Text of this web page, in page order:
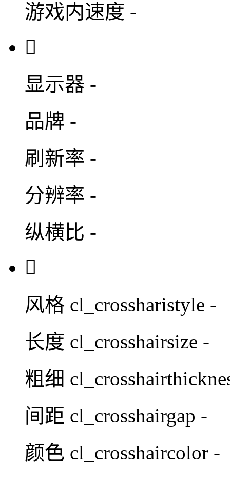
游戏内速度 -

显示器 -
品牌 -
刷新率 -
分辨率 -
纵横比 -

风格 cl_crossharistyle -
长度 cl_crosshairsize -
粗细
间距 cl_crosshairgap -
颜色 cl_crosshaircolor -